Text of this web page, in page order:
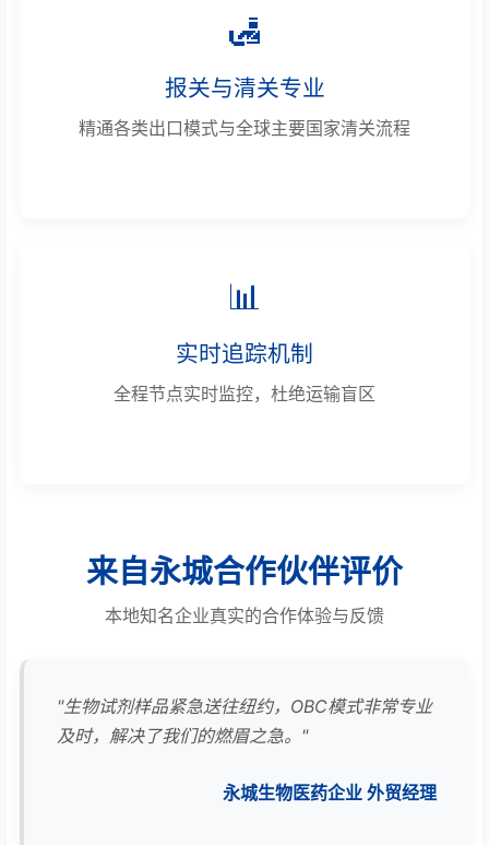
🛃
报关与清关专业
精通各类出口模式与全球主要国家清关流程
📊
实时追踪机制
全程节点实时监控，杜绝运输盲区
来自永城合作伙伴评价
本地知名企业真实的合作体验与反馈
"生物试剂样品紧急送往纽约，OBC模式非常专业
及时，解决了我们的燃眉之急。"
永城生物医药企业 外贸经理